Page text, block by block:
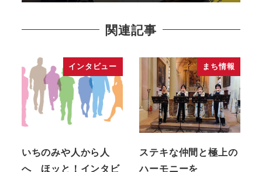
関連記事
インタビュー
いちのみや人から人
へ ほッと！インタビ
まち情報
ステキな仲間と極上の
ハーモニーを